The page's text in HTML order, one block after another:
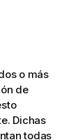
o más
de
Dichas
todas